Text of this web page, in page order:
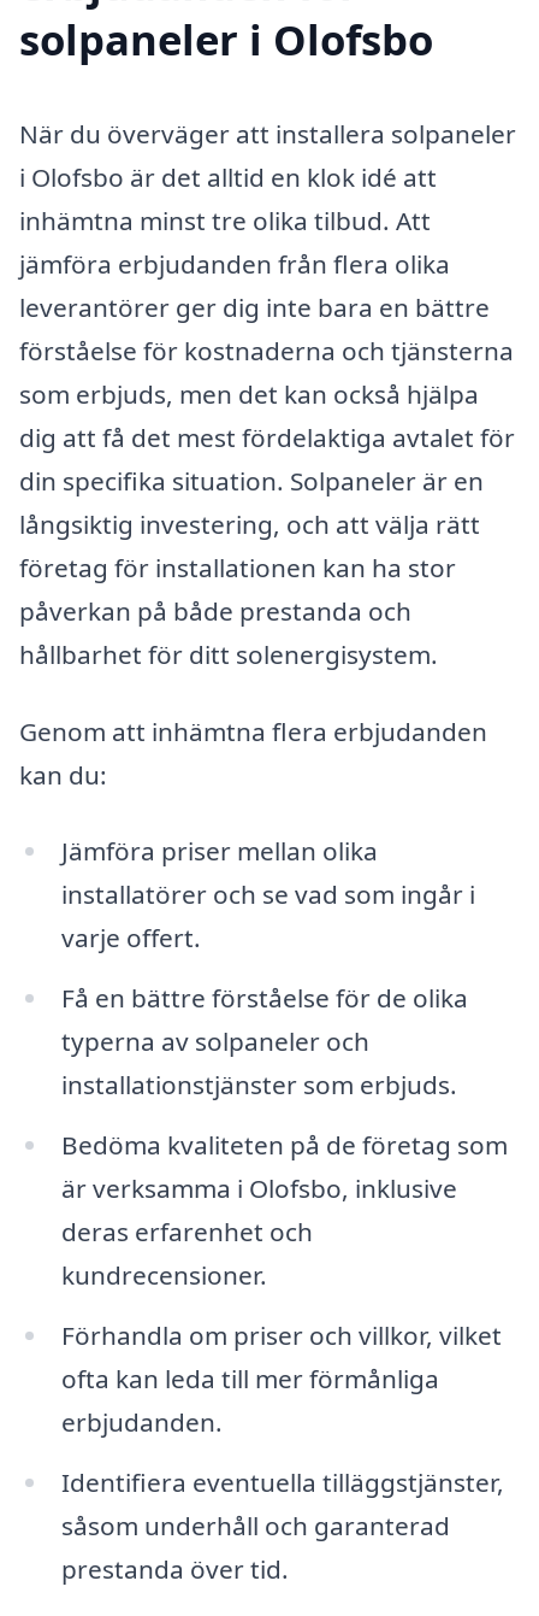
solpaneler i Olofsbo
När du överväger att installera solpaneler
i Olofsbo är det alltid en klok idé att
inhämtna minst tre olika tilbud. Att
jämföra erbjudanden från flera olika
leverantörer ger dig inte bara en bättre
förståelse för kostnaderna och tjänsterna
som erbjuds, men det kan också hjälpa
dig att få det mest fördelaktiga avtalet för
din specifika situation. Solpaneler är en
långsiktig investering, och att välja rätt
företag för installationen kan ha stor
påverkan på både prestanda och
hållbarhet för ditt solenergisystem.
Genom att inhämtna flera erbjudanden
kan du:
Jämföra priser mellan olika
installatörer och se vad som ingår i
varje offert.
Få en bättre förståelse för de olika
typerna av solpaneler och
installationstjänster som erbjuds.
Bedöma kvaliteten på de företag som
är verksamma i Olofsbo, inklusive
deras erfarenhet och
kundrecensioner.
Förhandla om priser och villkor, vilket
ofta kan leda till mer förmånliga
erbjudanden.
Identifiera eventuella tilläggstjänster,
såsom underhåll och garanterad
prestanda över tid.